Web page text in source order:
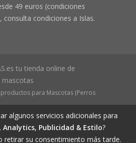
49 euros (condiciones
consulta condiciones a Islas.
tu tienda online de
para Mascotas (Perros
Av Monteazahar, 4 1º Izq,
- ESPAÑA Inscrita en el
algunos servicios adicionales para
Publicidad & Estilo?
retirar su consentimiento más tarde.